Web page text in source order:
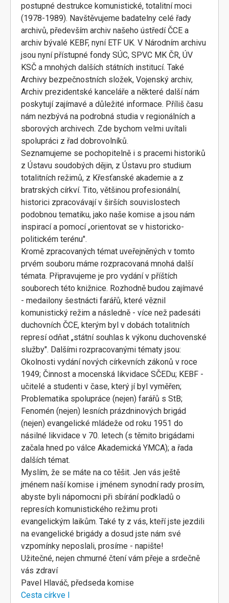
postupné destrukce komunistické, totalitní moci
(1978-1989). Navštěvujeme badatelny celé řady
archivů, především archiv našeho ústředí ČCE a
archiv bývalé KEBF, nyní ETF UK. V Národním archivu
jsou nyní přístupné fondy SÚC, SPVC MK ČR, ÚV
KSČ a mnohých dalších státních institucí. Také
Archivy bezpečnostních složek, Vojenský archiv,
Archiv prezidentské kanceláře a některé další nám
poskytují zajímavé a důležité informace. Příliš času
nám nezbývá na podrobná studia v regionálních a
sborových archivech. Zde bychom velmi uvítali
spolupráci z řad dobrovolníků.
Seznamujeme se pochopitelně i s pracemi historiků
z Ústavu soudobých dějin, z Ústavu pro studium
totalitních režimů, z Křesťanské akademie a z
bratrských církví. Tito, většinou profesionální,
historici zpracovávají v širších souvislostech
podobnou tematiku, jako naše komise a jsou nám
inspirací a pomocí „orientovat se v historicko-
politickém terénu".
Kromě zpracovaných témat uveřejněných v tomto
prvém souboru máme rozpracovaná mnohá další
témata. Připravujeme je pro vydání v příštích
souborech této knižnice. Rozhodně budou zajímavé
- medailony šestnácti farářů, které věznil
komunistický režim a následně - více než padesáti
duchovních ČCE, kterým byl v dobách totalitních
represí odňat „státní souhlas k výkonu duchovenské
služby". Dalšími rozpracovanými tématy jsou:
Okolnosti vydání nových církevních zákonů v roce
1949; Činnost a mocenská likvidace SČEDu; KEBF -
učitelé a studenti v čase, který jí byl vyměřen;
Problematika spolupráce (nejen) farářů s StB;
Fenomén (nejen) lesních prázdninových brigád
(nejen) evangelické mládeže od roku 1951 do
násilné likvidace v 70. letech (s těmito brigádami
začala hned po válce Akademická YMCA); a řada
dalších témat.
Myslím, že se máte na co těšit. Jen vás ještě
jménem naší komise i jménem synodní rady prosím,
abyste byli nápomocni při sbírání podkladů o
represích komunistického režimu proti
evangelickým laikům. Také ty z vás, kteří jste jezdili
na evangelické brigády a dosud jste nám své
vzpomínky neposlali, prosíme - napište!
Užitečné, nejen chmurné čtení vám přeje a srdečně
vás zdraví
Pavel Hlaváč, předseda komise
Cesta církve I